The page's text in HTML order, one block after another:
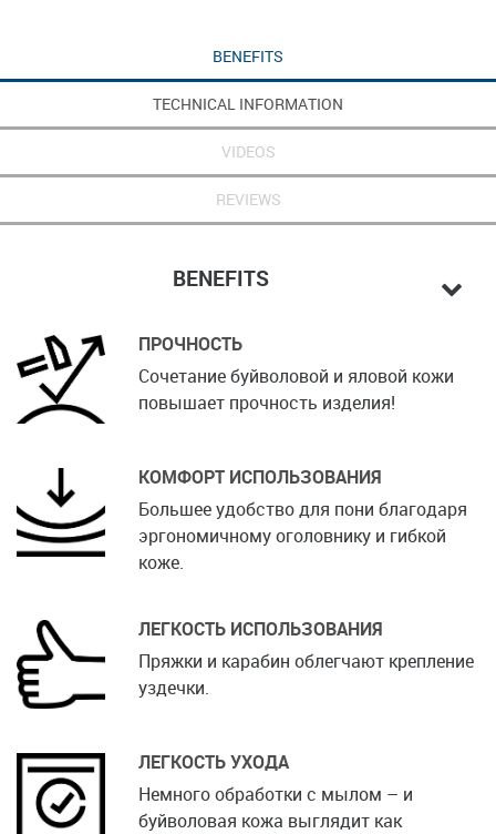
BENEFITS
TECHNICAL INFORMATION
VIDEOS
REVIEWS
BENEFITS
ПРОЧНОСТЬ
Сочетание буйволовой и яловой кожи
повышает прочность изделия!
КОМФОРТ ИСПОЛЬЗОВАНИЯ
Большее удобство для пони благодаря
эргономичному оголовнику и гибкой
коже.
ЛЕГКОСТЬ ИСПОЛЬЗОВАНИЯ
Пряжки и карабин облегчают крепление
уздечки.
ЛЕГКОСТЬ УХОДА
Немного обработки с мылом – и
буйволовая кожа выглядит как